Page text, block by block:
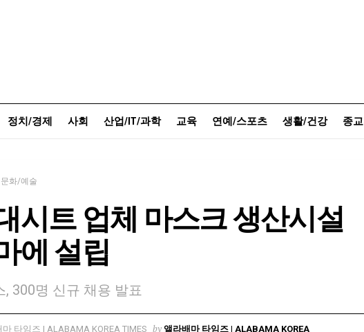
정치/경제 사회 산업/IT/과학 교육 연예/스포츠 생활/건강 종교
문화/예술
시트 업체 마스크 생산시설
에 설립
, 300명 신규 채용 발표
by 앨라배마 타임즈 | ALABAMA KOREA